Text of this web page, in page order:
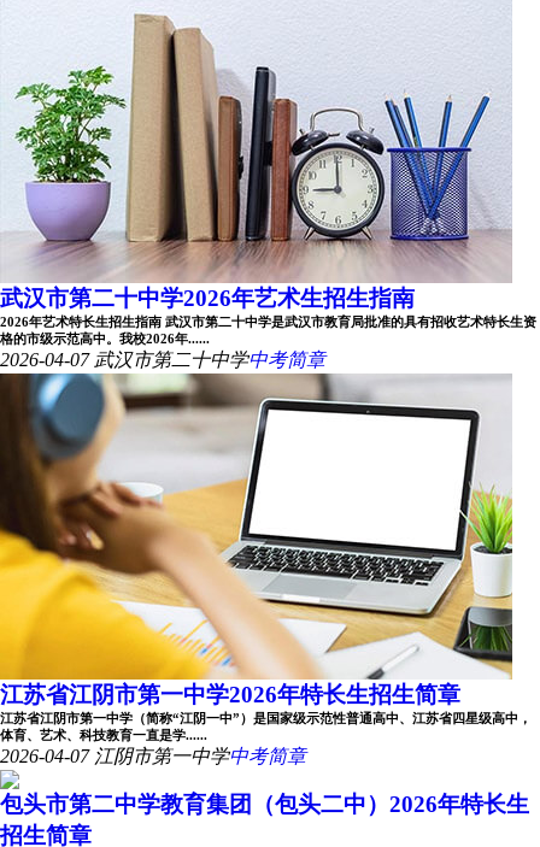
武汉市第二十中学2026年艺术生招生指南
2026年艺术特长生招生指南 武汉市第二十中学是武汉市教育局批准的具有招收艺术特长生资
格的市级示范高中。我校2026年......
2026-04-07 武汉市第二十中学中考简章
江苏省江阴市第一中学2026年特长生招生简章
江苏省江阴市第一中学（简称“江阴一中”）是国家级示范性普通高中、江苏省四星级高中，
体育、艺术、科技教育一直是学......
2026-04-07 江阴市第一中学中考简章
包头市第二中学教育集团（包头二中）2026年特长生
招生简章